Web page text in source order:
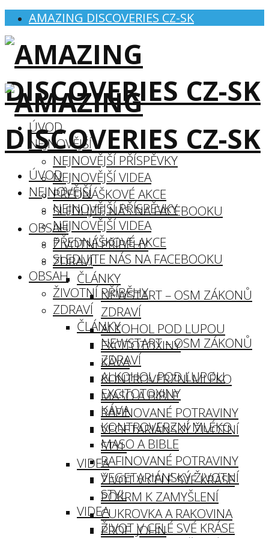
AMAZING DISCOVERIES CZ-SK
ÚVOD
NEJNOVĚJŠÍ
NEJNOVĚJŠÍ PŘÍSPĚVKY
NEJNOVĚJŠÍ VIDEA
PŘEDNÁŠKOVÉ AKCE
SLEDUJTE NÁS NA FACEBOOKU
OBSAH
ŽIVOTNÍ PŘÍBĚHY
ZDRAVÍ
ČLÁNKY
NEWSTART – OSM ZÁKONŮ
ZDRAVÍ
ALKOHOL POD LUPOU
EXCITOTOXINY
KÁVA
KONTROVERZNÍ MLÉKO
MASO A BIBLE
RAFINOVANÉ POTRAVINY
VEGETARIÁNSKÝ ŽIVOTNÍ
STYL
VIDEA
ŽIVOT V CELÉ SVÉ KRÁSE
POKRM K ZAMYŠLENÍ
CUKROVKA A RAKOVINA
PROF. JOHN
ÚVOD
NEJNOVĚJŠÍ
NEJNOVĚJŠÍ PŘÍSPĚVKY
NEJNOVĚJŠÍ VIDEA
PŘEDNÁŠKOVÉ AKCE
SLEDUJTE NÁS NA FACEBOOKU
OBSAH
ŽIVOTNÍ PŘÍBĚHY
ZDRAVÍ
ČLÁNKY
NEWSTART – OSM ZÁKONŮ
ZDRAVÍ
ALKOHOL POD LUPOU
EXCITOTOXINY
KÁVA
KONTROVERZNÍ MLÉKO
MASO A BIBLE
RAFINOVANÉ POTRAVINY
VEGETARIÁNSKÝ ŽIVOTNÍ
STYL
VIDEA
ŽIVOT V CELÉ SVÉ KRÁSE